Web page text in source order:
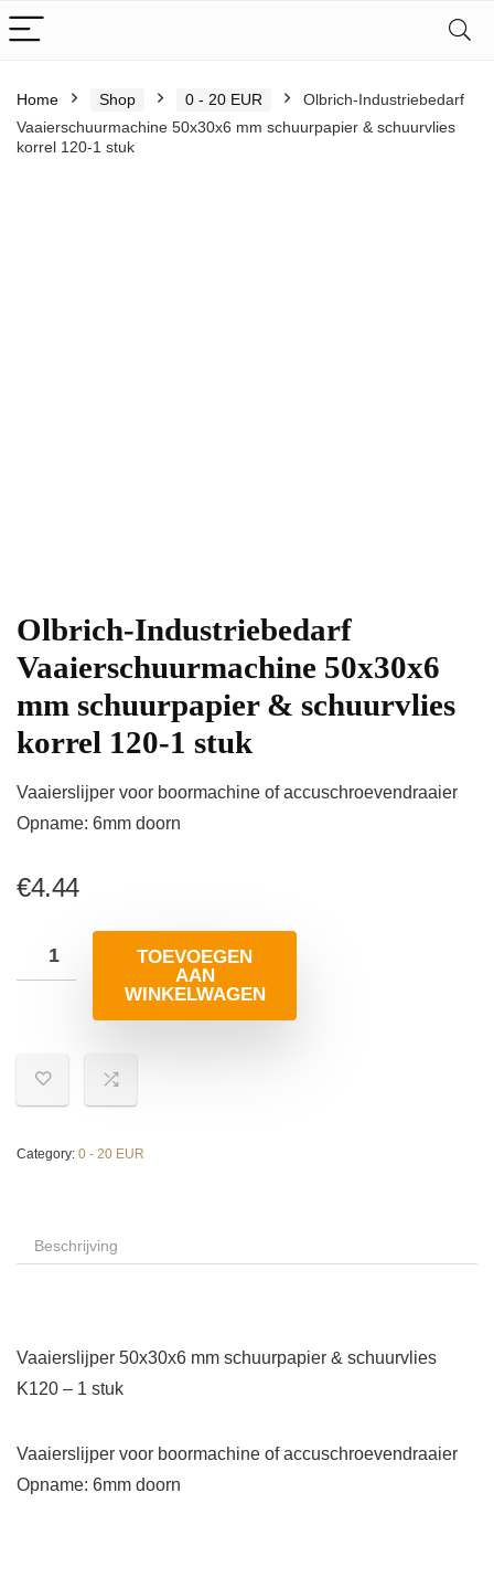
Home Shop 0 - 20 EUR
Olbrich-Industriebedarf
Vaaierschuurmachine 50x30x6 mm schuurpapier & schuurvlies
korrel 120-1 stuk
Olbrich-Industriebedarf
Vaaierschuurmachine 50x30x6
mm schuurpapier & schuurvlies
korrel 120-1 stuk
Vaaierslijper voor boormachine of accuschroevendraaier
Opname: 6mm doorn
€4.44
TOEVOEGEN
AAN
WINKELWAGEN
Category: 0 - 20 EUR
Beschrijving
Vaaierslijper 50x30x6 mm schuurpapier & schuurvlies
K120 – 1 stuk
Vaaierslijper voor boormachine of accuschroevendraaier
Opname: 6mm doorn